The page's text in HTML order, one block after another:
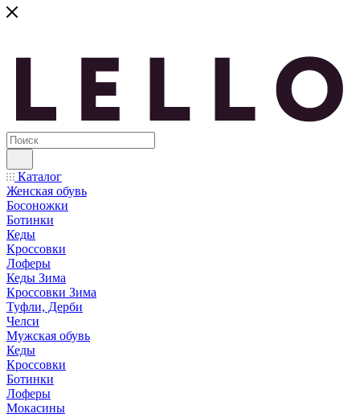
Каталог
Женская обувь
Босоножки
Ботинки
Кеды
Кроссовки
Лоферы
Кеды Зима
Кроссовки Зима
Туфли, Дерби
Челси
Мужская обувь
Кеды
Кроссовки
Ботинки
Лоферы
Мокасины